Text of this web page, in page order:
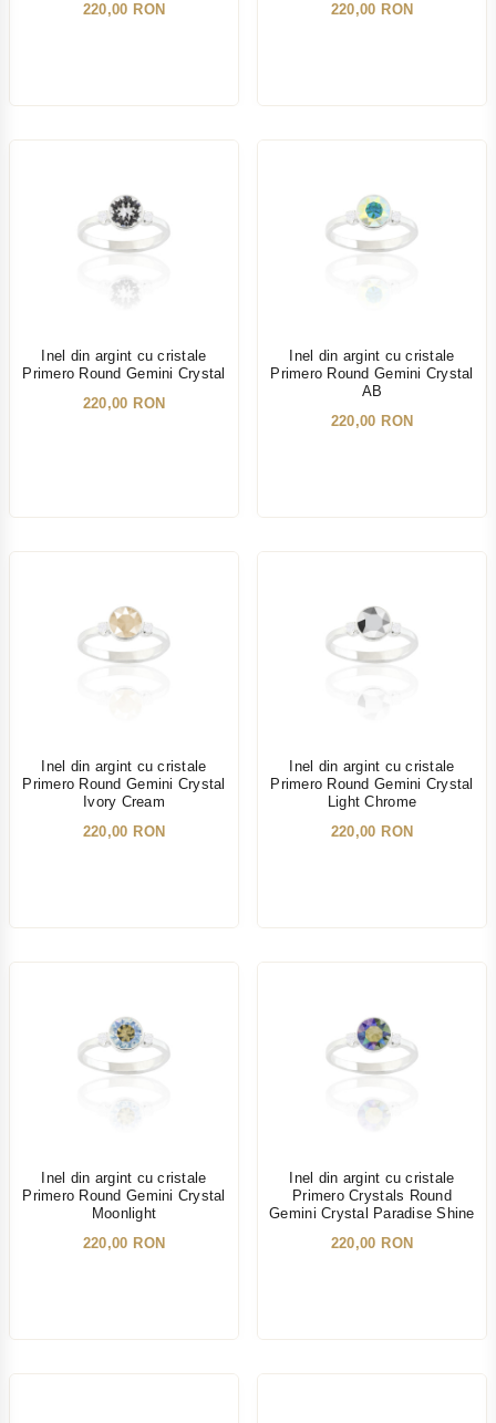
220,00 RON
220,00 RON
Inel din argint cu cristale
Primero Round Gemini Crystal
220,00 RON
Inel din argint cu cristale
Primero Round Gemini Crystal
AB
220,00 RON
Inel din argint cu cristale
Primero Round Gemini Crystal
Ivory Cream
220,00 RON
Inel din argint cu cristale
Primero Round Gemini Crystal
Light Chrome
220,00 RON
Inel din argint cu cristale
Primero Round Gemini Crystal
Moonlight
220,00 RON
Inel din argint cu cristale
Primero Crystals Round
Gemini Crystal Paradise Shine
220,00 RON